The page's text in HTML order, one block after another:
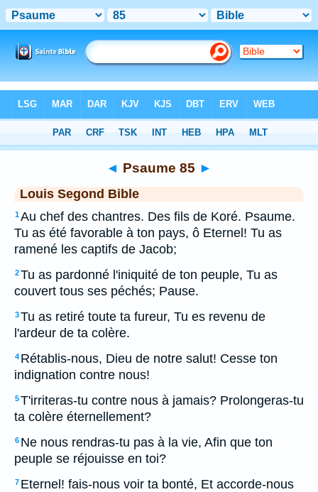
> Psaume 85
◄ Psaume 85 ►
Louis Segond Bible
1Au chef des chantres. Des fils de Koré. Psaume.
Tu as été favorable à ton pays, ô Eternel! Tu as
ramené les captifs de Jacob;
2Tu as pardonné l'iniquité de ton peuple, Tu as
couvert tous ses péchés; Pause.
3Tu as retiré toute ta fureur, Tu es revenu de
l'ardeur de ta colère.
4 Rétablis-nous, Dieu de notre salut! Cesse ton
indignation contre nous!
5T'irriteras-tu contre nous à jamais? Prolongeras-tu
ta colère éternellement?
6 Ne nous rendras-tu pas à la vie, Afin que ton
peuple se réjouisse en toi?
7 Eternel! fais-nous voir ta bonté, Et accorde-nous